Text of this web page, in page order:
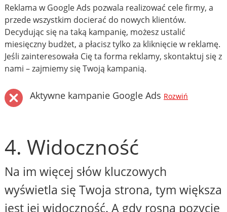
Reklama w Google Ads pozwala realizować cele firmy, a
przede wszystkim docierać do nowych klientów.
Decydując się na taką kampanię, możesz ustalić
miesięczny budżet, a płacisz tylko za kliknięcie w reklamę.
Jeśli zainteresowała Cię ta forma reklamy, skontaktuj się z
nami – zajmiemy się Twoją kampanią.
Aktywne kampanie Google Ads Rozwiń
4. Widoczność
Na im więcej słów kluczowych
wyświetla się Twoja strona, tym większa
jest jej widoczność. A gdy rosną pozycje